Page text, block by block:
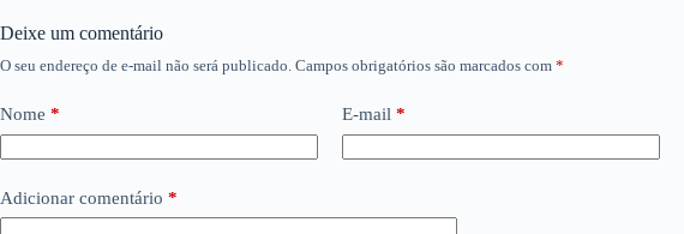
Deixe um comentário
O seu endereço de e-mail não será publicado. Campos obrigatórios são marcados com *
Nome * E-mail *
Adicionar comentário *